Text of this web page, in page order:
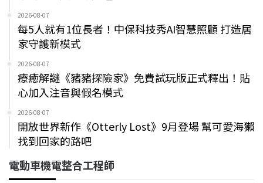
2026-08-07
每5人就有1位長者！中保科技秀AI智慧照顧 打造居
家守護新模式
2026-08-07
療癒解謎《豬豬探險家》免費試玩版正式釋出！貼
心加入注音與假名模式
2026-08-07
開放世界新作《Otterly Lost》9月登場 幫可愛海獺
找到回家的路吧
電動車機電整合工程師